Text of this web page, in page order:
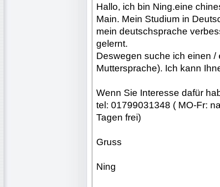
Hallo, ich bin Ning.eine
Main. Mein Studium in
mein deutschsprache
gelernt.
Deswegen suche ich einen
Muttersprache). Ich kann
Wenn Sie Interesse dafür
tel: 01799031348 ( MO-Fr:
Tagen frei)
Gruss
Ning